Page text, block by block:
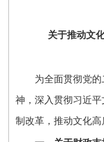
关于推动文
为全面贯彻党
神，深入贯彻习近
制改革，推动文化高